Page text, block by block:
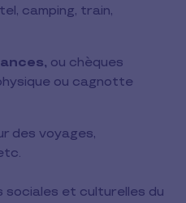
camping, train,
ou chèques
ou cagnotte
des voyages,
et culturelles du